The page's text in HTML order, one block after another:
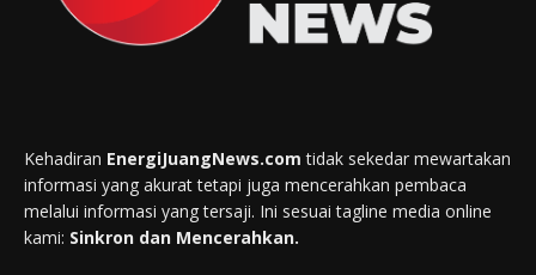
Kehadiran EnergiJuangNews.com tidak sekedar mewartakan
informasi yang akurat tetapi juga mencerahkan pembaca
melalui informasi yang tersaji. Ini sesuai tagline media online
kami: Sinkron dan Mencerahkan.